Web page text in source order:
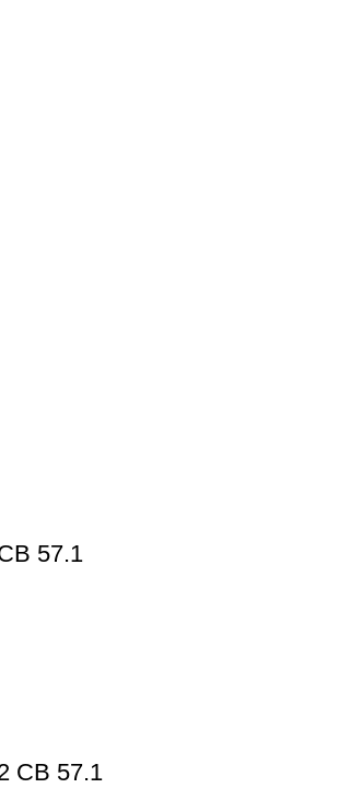
57.1
CB 57.1